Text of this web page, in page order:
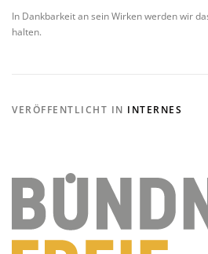
In Dankbarkeit an sein Wirken werden wir
halten.
VERÖFFENTLICHT IN INTERNES